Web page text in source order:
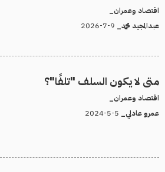
اقتصاد وعمران_
عبدالمجيد محمد_
متى لا يكون السلف "تلفًا"؟
اقتصاد وعمران_
عمرو عادلي_